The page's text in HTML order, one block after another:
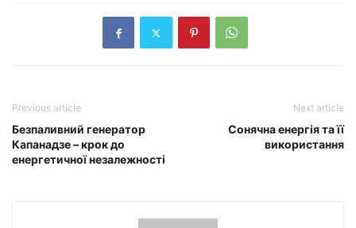
Previous article
Безпаливний генератор
Капанадзе – крок до
енергетичної незалежності
Next article
Сонячна енергія та її
використання